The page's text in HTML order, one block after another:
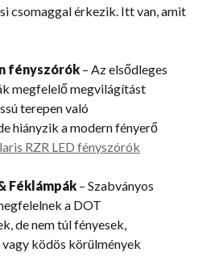
csomaggal érkezik. Itt van, amit
fényszórók – Az elsődleges
megfelelő megvilágítást
terepen való
hiányzik a modern fényerő
RZR LED fényszórók
Féklámpák – Szabványos
a DOT
de nem túl fényesek,
ködös körülmények